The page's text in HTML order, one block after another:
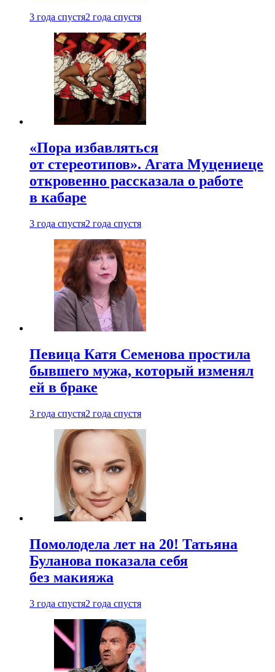
3 года спустя2 года спустя
«Пора избавляться
от стереотипов». Агата Муцениеце
откровенно рассказала о работе
в кабаре
3 года спустя2 года спустя
Певица Катя Семенова простила
бывшего мужа, который изменял
ей в браке
3 года спустя2 года спустя
Помолодела лет на 20! Татьяна
Буланова показала себя
без макияжа
3 года спустя2 года спустя